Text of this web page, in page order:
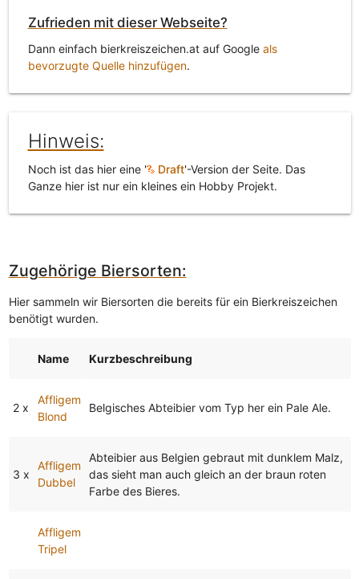
Zufrieden mit dieser Webseite?
Dann einfach bierkreiszeichen.at auf Google als
bevorzugte Quelle hinzufügen.
Hinweis:
Noch ist das hier eine ' Draft'-Version der Seite. Das
Ganze hier ist nur ein kleines ein Hobby Projekt.
Zugehörige Biersorten:
Hier sammeln wir Biersorten die bereits für ein Bierkreiszeichen
benötigt wurden.
Name Kurzbeschreibung
2 x
Affligem
Blond
Belgisches Abteibier vom Typ her ein Pale Ale.
3 x
Affligem
Dubbel
Abteibier aus Belgien gebraut mit dunklem Malz,
das sieht man auch gleich an der braun roten
Farbe des Bieres.
Affligem
Tripel